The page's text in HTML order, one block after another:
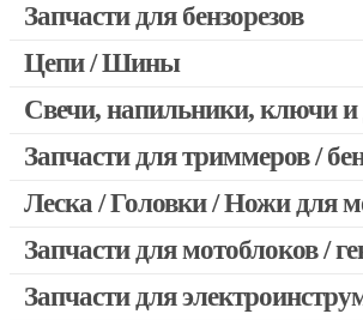
Запчасти для бензопил Stihl
Запчасти для бензопил Husqvarna,
Запчасти для бензопил Oleo-mac,
Запчасти для бензорезов
Цепи / Шины
Свечи, напильники, ключи и
Запчасти для триммеров /
Запчасти для Китайских триммеров
Запчасти для мотокос Stihl /
Леска / Головки / Ножи для
Запчасти для мотоблоков /
Запчасти для